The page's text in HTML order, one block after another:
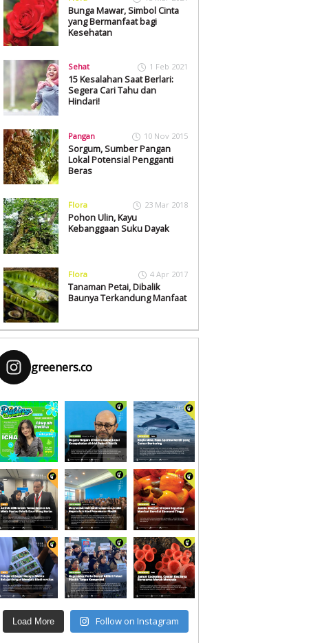
Bunga Mawar, Simbol Cinta
yang Bermanfaat bagi
Kesehatan
Sehat 1 Feb 2021
15 Kesalahan Saat Berlari:
Segera Cari Tahu dan
Hindari!
Pangan 10 Nov 2015
Sorgum, Sumber Pangan
Lokal Potensial Pengganti
Beras
Flora 23 Mar 2018
Pohon Ulin, Kayu
Kebanggaan Suku Dayak
Flora 4 Apr 2017
Tanaman Petai, Dibalik
Baunya Terkandung Manfaat
greeners.co
Load More Follow on Instagram